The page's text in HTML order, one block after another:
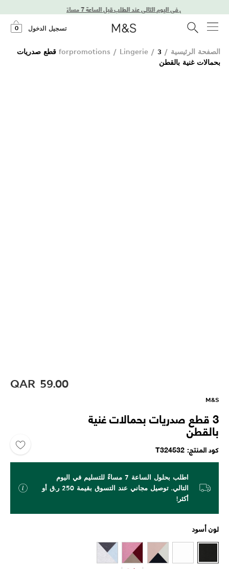
توصيل في اليوم التالي عند الطلب قبل الساعة 7 مساءً
تسجيل الدخول 0
الصفحة الرئيسية /
forpromotions / Lingerie /
3 قطع صدريات
بحمالات غنية بالقطن
QAR 59.00
M&S
3 قطع صدريات بحمالات غنية
بالقطن
كود المنتج T324532
اطلب بحلول الساعة 7 مساءً للتسليم في اليوم
التالي. توصيل مجاني عند التسوق بقيمة 250 ر.ق أو
أكثر!
لون أسود